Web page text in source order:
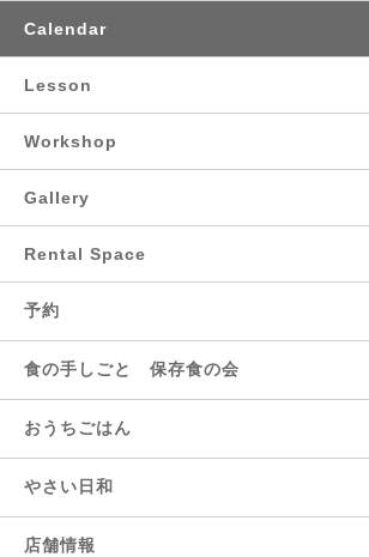
Calendar
Lesson
Workshop
Gallery
Rental Space
予約
食の手しごと 保存食の会
おうちごはん
やさい日和
店舗情報